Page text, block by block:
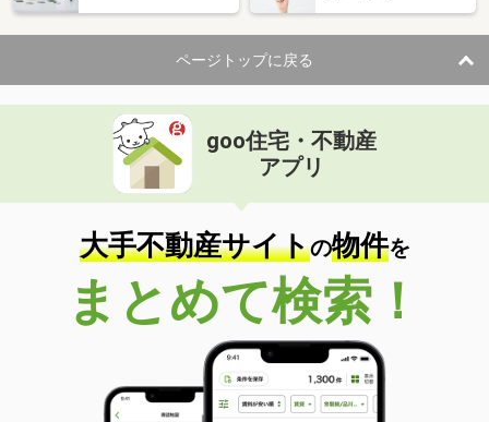
ページトップに戻る
goo住宅・不動産
アプリ
大手不動産サイトの物件を
まとめて検索！